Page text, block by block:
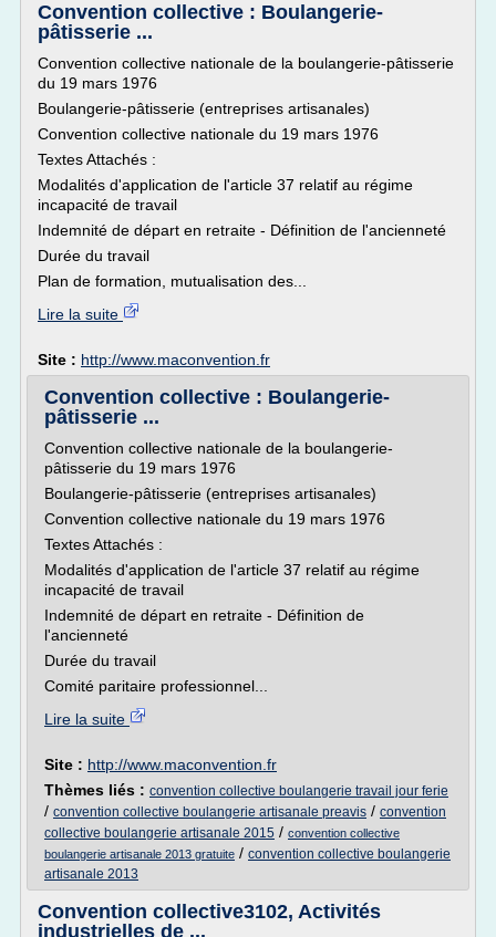
Convention collective : Boulangerie-
pâtisserie ...
Convention collective nationale de la boulangerie-pâtisserie
du 19 mars 1976
Boulangerie-pâtisserie (entreprises artisanales)
Convention collective nationale du 19 mars 1976
Textes Attachés :
Modalités d'application de l'article 37 relatif au régime
incapacité de travail
Indemnité de départ en retraite - Définition de l'ancienneté
Durée du travail
Plan de formation, mutualisation des...
Lire la suite
Site : http://www.maconvention.fr
Convention collective : Boulangerie-
pâtisserie ...
Convention collective nationale de la boulangerie-
pâtisserie du 19 mars 1976
Boulangerie-pâtisserie (entreprises artisanales)
Convention collective nationale du 19 mars 1976
Textes Attachés :
Modalités d'application de l'article 37 relatif au régime
incapacité de travail
Indemnité de départ en retraite - Définition de
l'ancienneté
Durée du travail
Comité paritaire professionnel...
Lire la suite
Site : http://www.maconvention.fr
Thèmes liés : convention collective boulangerie travail jour ferie
/ convention collective boulangerie artisanale preavis / convention
collective boulangerie artisanale 2015 / convention collective
boulangerie artisanale 2013 gratuite / convention collective boulangerie
artisanale 2013
Convention collective3102, Activités
industrielles de ...